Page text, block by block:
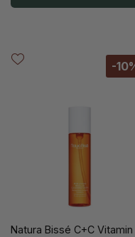
-
Natura Bissé C+C Vitamin